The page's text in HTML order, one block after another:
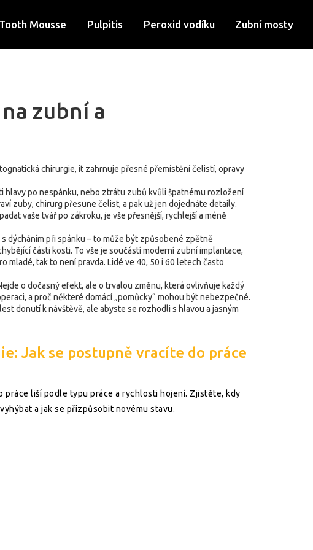
Mousse Pulpitis Peroxid vodíku Zubní mosty
zubní a
chirurgie, it zahrnuje přesné přemístění čelistí, opravy
hlavy po nespánku, nebo ztrátu zubů kvůli špatnému rozložení
zuby, chirurg přesune čelist, a pak už jen dojednáte detaily.
vaše tvář po zákroku, je vše přesnější, rychlejší a méně
dýcháním při spánku – to může být způsobené zpětně
části kosti. To vše je součástí moderní zubní implantace,
mladé, tak to není pravda. Lidé ve 40, 50 i 60 letech často
o dočasný efekt, ale o trvalou změnu, která ovlivňuje každý
a proč některé domácí „pomůcky“ mohou být nebezpečné.
donutí k návštěvě, ale abyste se rozhodli s hlavou a jasným
Jak se postupně vracíte do práce
práce liší podle typu práce a rychlosti hojení. Zjistěte, kdy
a jak se přizpůsobit novému stavu.